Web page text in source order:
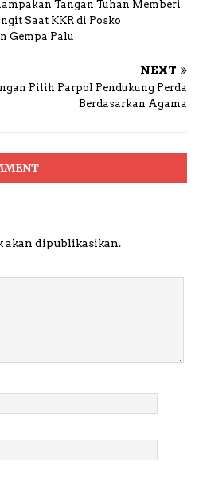
Tangan Tuhan Memberi
Saat KKR di Posko
Gempa Palu
NEXT
Pilih Parpol Pendukung Perda
Berdasarkan Agama
akan dipublikasikan.